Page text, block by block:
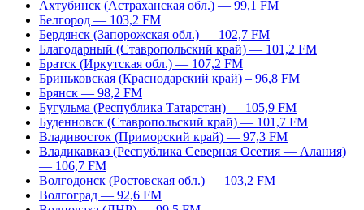
Ахтубинск (Астраханская обл.) — 99,1 FM
Белгород — 103,2 FM
Бердянск (Запорожская обл.) — 102,7 FM
Благодарный (Ставропольский край) — 101,2 FM
Братск (Иркутская обл.) — 107,2 FM
Бриньковская (Краснодарский край) – 96,8 FM
Брянск — 98,2 FM
Бугульма (Республика Татарстан) — 105,9 FM
Буденновск (Ставропольский край) — 101,7 FM
Владивосток (Приморский край) — 97,3 FM
Владикавказ (Республика Северная Осетия — Алания)
— 106,7 FM
Волгодонск (Ростовская обл.) — 103,2 FM
Волгоград — 92,6 FM